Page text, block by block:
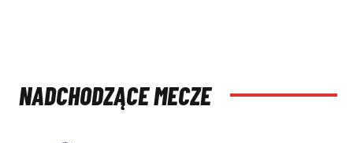
NADCHODZĄCE MECZE